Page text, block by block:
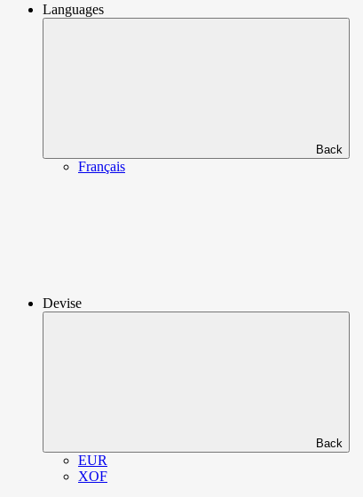
Languages
Back
Français
Devise
Back
EUR
XOF